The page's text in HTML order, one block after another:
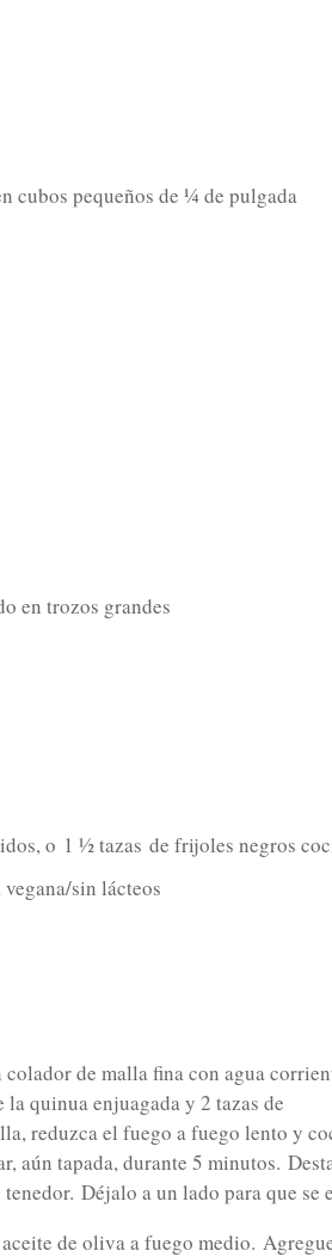
cubos pequeños de ¼ de pulgada
en trozos grandes
o 1 ½ tazas de frijoles negros
sin lácteos
de malla fina con agua
quinua enjuagada y 2 tazas de
reduzca el fuego a fuego lento y
aún tapada, durante 5 minutos.
Déjalo a un lado para que se
de oliva a fuego medio.